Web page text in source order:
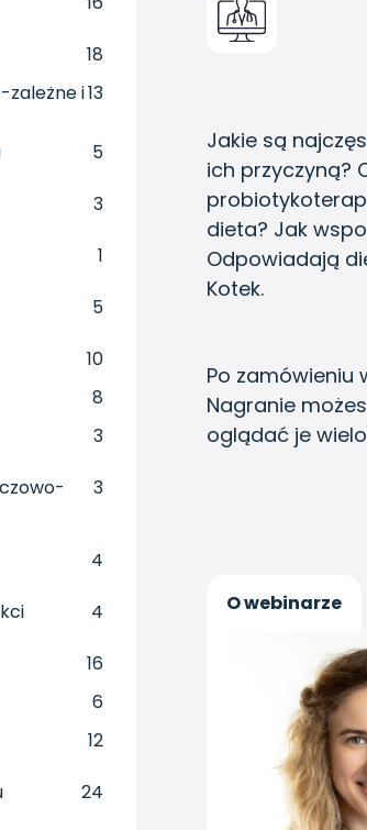
18
zależne i13
5
3
1
5
10
8
3
3
4
4
16
6
12
24
Jakie są
ich przyczyną?
dieta? Jak
Odpowiadają
Kotek.
Po zamówieniu
Nagranie
oglądać je
O webinarze